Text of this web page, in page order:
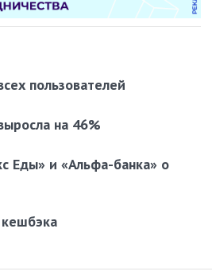
пользователей
на 46%
Еды» и «Альфа-банка» о